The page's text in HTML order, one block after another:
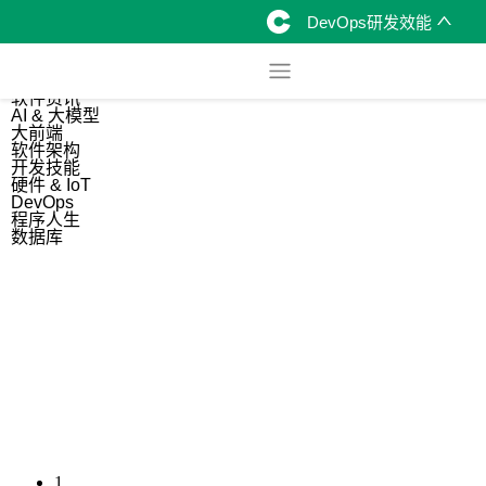
DevOps研发效能
软件资讯
AI & 大模型
大前端
软件架构
开发技能
硬件 & IoT
DevOps
程序人生
数据库
1